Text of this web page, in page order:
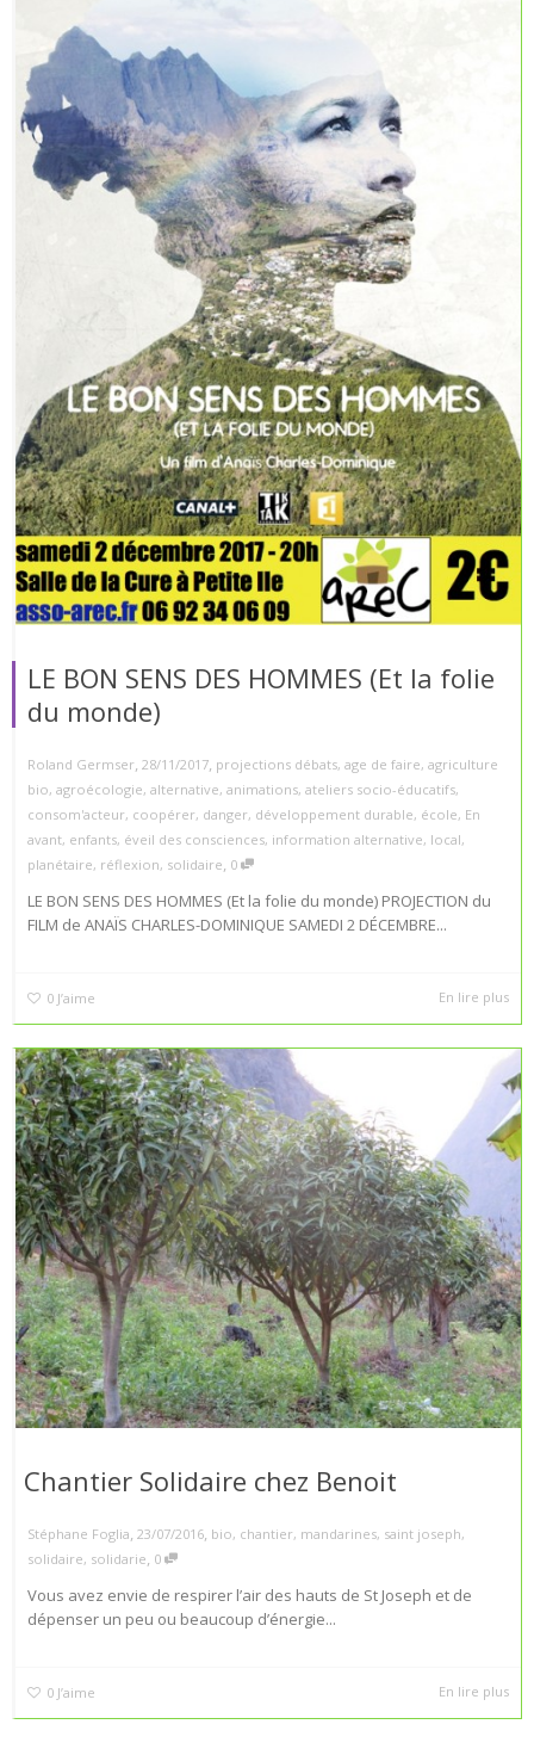
LE BON SENS DES HOMMES (Et la folie
du monde)
Roland Germser, 28/11/2017, projections débats, age de faire, agriculture
bio, agroécologie, alternative, animations, ateliers socio-éducatifs,
consom'acteur, coopérer, danger, développement durable, école, En
avant, enfants, éveil des consciences, information alternative, local,
planétaire, réflexion, solidaire, 0
LE BON SENS DES HOMMES (Et la folie du monde) PROJECTION du
FILM de ANAÏS CHARLES-DOMINIQUE SAMEDI 2 DÉCEMBRE...
0 J’aime En lire plus
Chantier Solidaire chez Benoit
Stéphane Foglia, 23/07/2016, bio, chantier, mandarines, saint joseph,
solidaire, solidarie, 0
Vous avez envie de respirer l’air des hauts de St Joseph et de
dépenser un peu ou beaucoup d’énergie...
0 J’aime En lire plus